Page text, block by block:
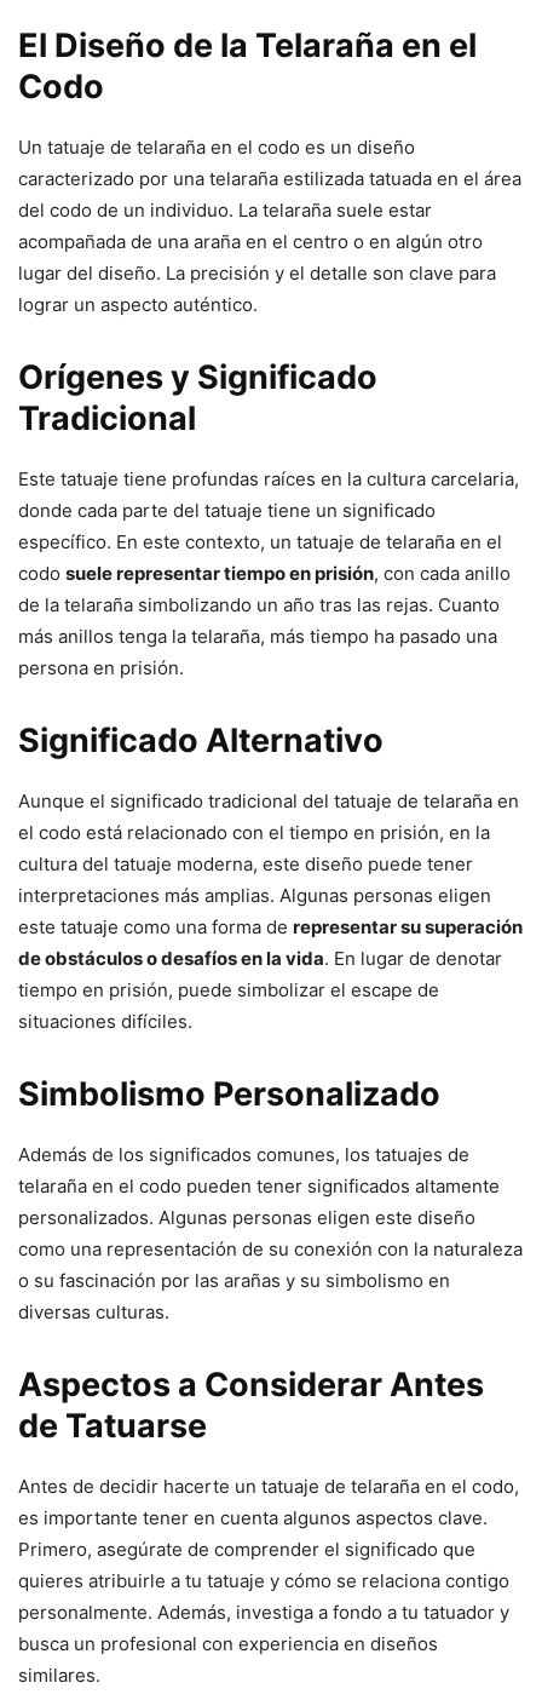
El Diseño de la Telaraña en el
Codo
Un tatuaje de telaraña en el codo es un diseño
caracterizado por una telaraña estilizada tatuada en el área
del codo de un individuo. La telaraña suele estar
acompañada de una araña en el centro o en algún otro
lugar del diseño. La precisión y el detalle son clave para
lograr un aspecto auténtico.
Orígenes y Significado
Tradicional
Este tatuaje tiene profundas raíces en la cultura carcelaria,
donde cada parte del tatuaje tiene un significado
específico. En este contexto, un tatuaje de telaraña en el
codo suele representar tiempo en prisión, con cada anillo
de la telaraña simbolizando un año tras las rejas. Cuanto
más anillos tenga la telaraña, más tiempo ha pasado una
persona en prisión.
Significado Alternativo
Aunque el significado tradicional del tatuaje de telaraña en
el codo está relacionado con el tiempo en prisión, en la
cultura del tatuaje moderna, este diseño puede tener
interpretaciones más amplias. Algunas personas eligen
este tatuaje como una forma de representar su superación
de obstáculos o desafíos en la vida. En lugar de denotar
tiempo en prisión, puede simbolizar el escape de
situaciones difíciles.
Simbolismo Personalizado
Además de los significados comunes, los tatuajes de
telaraña en el codo pueden tener significados altamente
personalizados. Algunas personas eligen este diseño
como una representación de su conexión con la naturaleza
o su fascinación por las arañas y su simbolismo en
diversas culturas.
Aspectos a Considerar Antes
de Tatuarse
Antes de decidir hacerte un tatuaje de telaraña en el codo,
es importante tener en cuenta algunos aspectos clave.
Primero, asegúrate de comprender el significado que
quieres atribuirle a tu tatuaje y cómo se relaciona contigo
personalmente. Además, investiga a fondo a tu tatuador y
busca un profesional con experiencia en diseños
similares.